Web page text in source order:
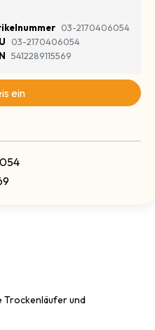
03-2170406054
03-2170406054
5412289115569
ein
Trockenläufer und